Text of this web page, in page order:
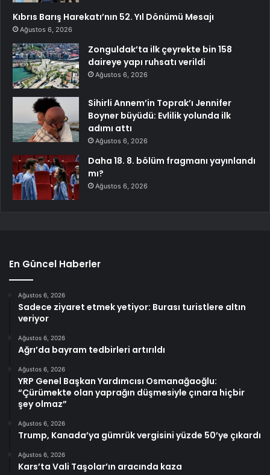
Kıbrıs Barış Harekatı’nın 52. Yıl Dönümü Mesajı
Ağustos 6, 2026
Zonguldak’ta ilk çeyrekte bin 158
daireye yapı ruhsatı verildi
Ağustos 6, 2026
Sihirli Annem’in Toprak’ı Jennifer
Boyner büyüdü: Evlilik yolunda ilk
adımı attı
Ağustos 6, 2026
Daha 18. 8. bölüm fragmanı yayınlandı
mı?
Ağustos 6, 2026
En Güncel Haberler
Ağustos 6, 2026
Sadece ziyaret etmek yetiyor: Burası turistlere altın
veriyor
Ağustos 6, 2026
Ağrı’da bayram tedbirleri artırıldı
Ağustos 6, 2026
YRP Genel Başkan Yardımcısı Osmanağaoğlu:
“Çürümekte olan yaprağın düşmesiyle çınara hiçbir
şey olmaz”
Ağustos 6, 2026
Trump, Kanada’ya gümrük vergisini yüzde 50’ye çıkardı
Ağustos 6, 2026
Kars’ta Vali Taşolar’ın aracında kaza